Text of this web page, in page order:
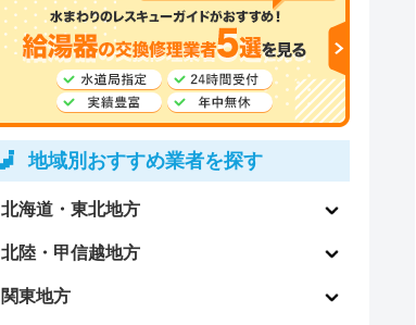
地域別おすすめ業者を探す
北海道・東北地方
北陸・甲信越地方
関東地方